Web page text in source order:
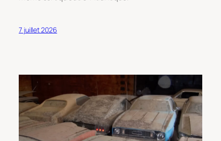
7 juillet 2026